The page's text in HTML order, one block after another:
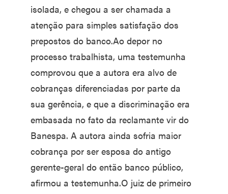
isolada, e chegou a ser chamada a
atenção para simples satisfação dos
prepostos do banco.Ao depor no
processo trabalhista, uma testemunha
comprovou que a autora era alvo de
cobranças diferenciadas por parte da
sua gerência, e que a discriminação era
embasada no fato da reclamante vir do
Banespa. A autora ainda sofria maior
cobrança por ser esposa do antigo
gerente-geral do então banco público,
afirmou a testemunha.O juiz de primeiro